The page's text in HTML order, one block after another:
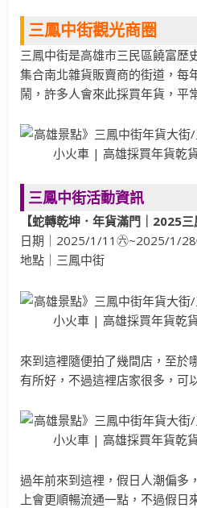
三鳳中街觀光商圈
三鳳中街是高雄市三民區饒富歷
集合南北雜貨販賣商的街道，每
鬧，許多人會來此採買年貨，平
三鳳中街活動資訊
【蛇轉乾坤．年貨滿門｜2025三
日期｜2025/1/11㊅~2025/1/
地點｜三鳳中街
來到這裡隨便拍了幾間店，至於
有所好，不過這裡店家很多，可
過年前來到這裡，假日人潮偏多
上會更順暢流通一點，不過假